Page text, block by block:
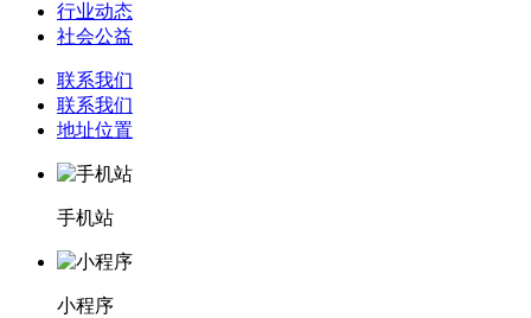
行业动态
社会公益
联系我们
联系我们
地址位置
手机站
小程序